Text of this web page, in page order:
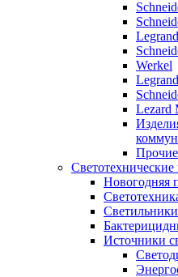
Werkel
Lezard
Прочие
Светотехнические
Новогодняя
Источники